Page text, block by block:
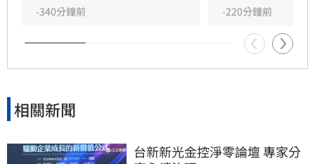
200萬元交保。此外，宏碁集團因發現兆基內部
管理缺失，宣布法人代表李文詳辭去兆基董事長
職務。
-340分鐘前 -220分鐘前
相關新聞
台新新光金控淨零論壇 專家分